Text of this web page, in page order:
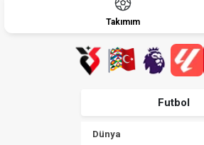
Takımım
Futbol
Dünya